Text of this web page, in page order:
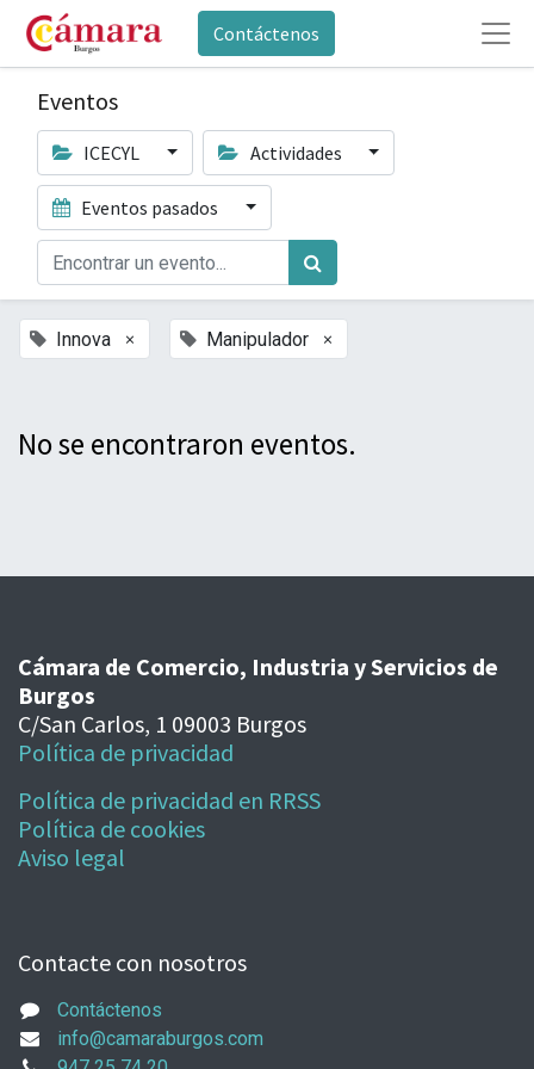
Contáctenos
Eventos
ICECYL Actividades
Eventos pasados
Innova × Manipulador ×
No se encontraron eventos.
Cámara de Comercio, Industria y Servicios de
Burgos
C/San Carlos, 1 09003 Burgos
Política de privacidad
Política de privacidad en RRSS
Política de cookies
Aviso legal
Contacte con nosotros
Contáctenos
info@camaraburgos.com